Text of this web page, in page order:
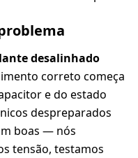
desalinhado
correto começa
e do estado
despreparados
boas — nós
tensão, testamos